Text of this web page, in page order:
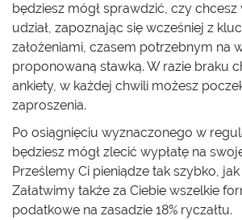
będziesz mógł sprawdzić, czy chcesz
udział, zapoznając się wcześniej z
założeniami, czasem potrzebnym na
proponowaną stawką. W razie braku
ankiety, w każdej chwili możesz
zaproszenia.
Po osiągnięciu wyznaczonego w
będziesz mógł zlecić wypłatę na
Prześlemy Ci pieniądze tak szybko,
Załatwimy także za Ciebie wszelkie
podatkowe na zasadzie 18% ryczałtu.